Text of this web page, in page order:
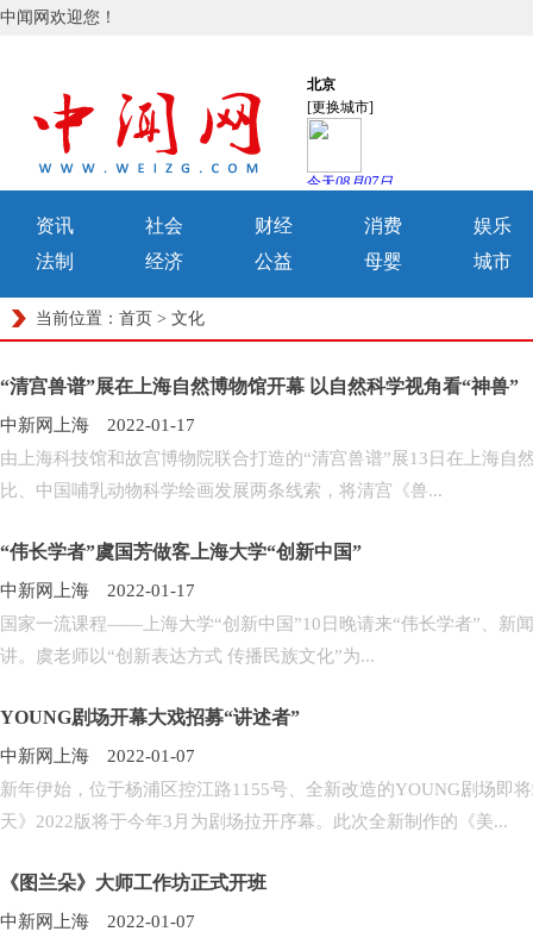
中闻网欢迎您！
资讯 社会 财经 消费
娱乐
法制
经济 公益 母婴 城市
当前位置： 首页 > 文化
“清宫兽谱”展在上海自然博物馆开幕 以自然科学视角看“神兽”
中新网上海 2022-01-17
由上海科技馆和故宫博物院联合打造的“清宫兽谱”展13日在上海
比、中国哺乳动物科学绘画发展两条线索，将清宫《兽...
“伟长学者”虞国芳做客上海大学“创新中国”
中新网上海 2022-01-17
国家一流课程——上海大学“创新中国”10日晚请来“伟长学者”、新
讲。虞老师以“创新表达方式 传播民族文化”为...
YOUNG剧场开幕大戏招募“讲述者”
中新网上海 2022-01-07
新年伊始，位于杨浦区控江路1155号、全新改造的YOUNG剧场即
天》2022版将于今年3月为剧场拉开序幕。此次全新制作的《美...
《图兰朵》大师工作坊正式开班
中新网上海 2022-01-07